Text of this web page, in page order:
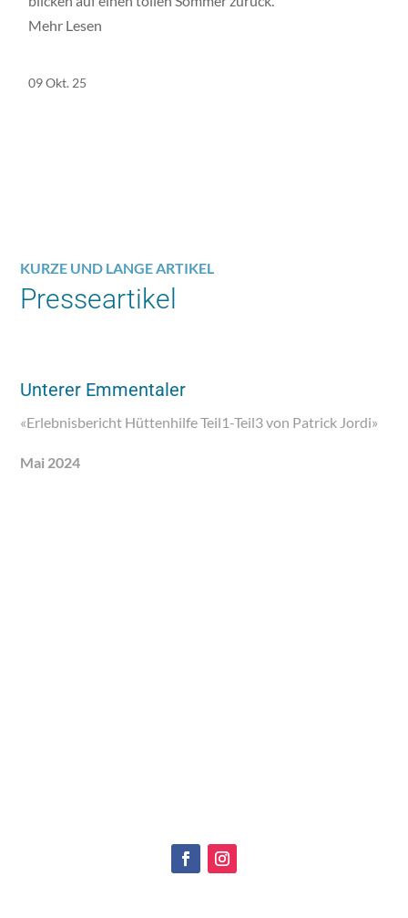
Mehr Lesen
09 Okt. 25
KURZE UND LANGE ARTIKEL
Presseartikel
Unterer Emmentaler
«Erlebnisbericht Hüttenhilfe Teil1-Teil3 von Patrick Jordi»
Mai 2024